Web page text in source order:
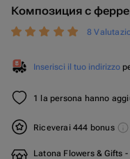
Композиция с
8
Inserisci il tuo indirizzo
1 la persona hanno
Riceverai 444 bonus
Latona Flowers & Gifts -